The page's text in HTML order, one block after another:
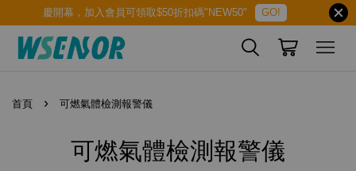
慶開幕，加入會員可領取$50折扣碼"NEW50" GO!
首頁 › 可燃氣體檢測報警儀
可燃氣體檢測報警儀